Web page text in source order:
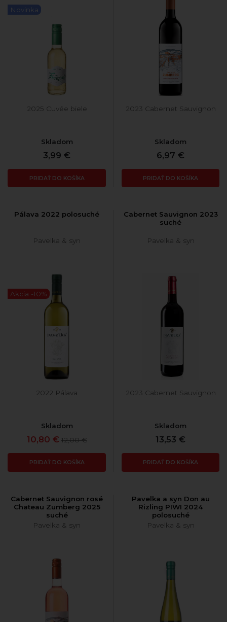
Novinka
2025 Cuvée biele
Skladom
3,99 €
PRIDAŤ DO KOŠÍKA
2023 Cabernet Sauvignon
Skladom
6,97 €
PRIDAŤ DO KOŠÍKA
Pálava 2022 polosuché
Pavelka & syn
Akcia -10%
2022 Pálava
Skladom
10,80 € 12,00 €
PRIDAŤ DO KOŠÍKA
Cabernet Sauvignon 2023
suché
Pavelka & syn
2023 Cabernet Sauvignon
Skladom
13,53 €
PRIDAŤ DO KOŠÍKA
Cabernet Sauvignon rosé
Chateau Zumberg 2025
suché
Pavelka & syn
Pavelka a syn Don au
Rizling PIWI 2024
polosuché
Pavelka & syn